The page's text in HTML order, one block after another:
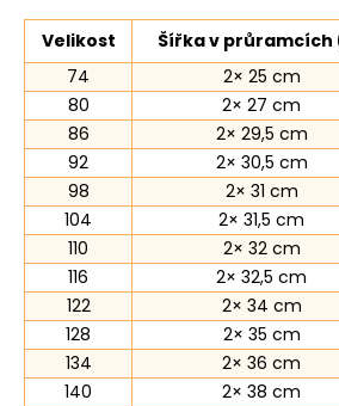
Velikost Šířka v průramcích
74
2× 25 cm
80
2× 27 cm
86
2× 29,5 cm
92
2× 30,5 cm
98
2× 31 cm
104
2× 31,5 cm
110
2× 32 cm
116
2× 32,5 cm
122
2× 34 cm
128
2× 35 cm
134
2× 36 cm
140
2× 38 cm